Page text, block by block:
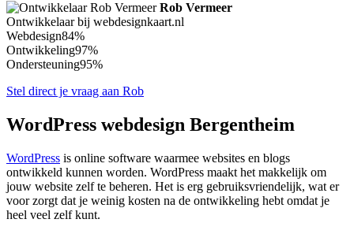
Rob Vermeer
Ontwikkelaar bij webdesignkaart.nl
Webdesign84%
Ontwikkeling97%
Ondersteuning95%
Stel direct je vraag aan Rob
WordPress webdesign Bergentheim
WordPress is online software waarmee websites en blogs
ontwikkeld kunnen worden. WordPress maakt het makkelijk om
jouw website zelf te beheren. Het is erg gebruiksvriendelijk, wat er
voor zorgt dat je weinig kosten na de ontwikkeling hebt omdat je
heel veel zelf kunt.